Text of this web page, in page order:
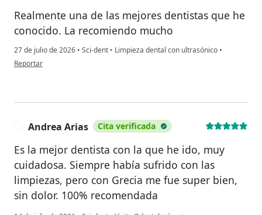
Realmente una de las mejores dentistas que he
conocido. La recomiendo mucho
27 de julio de 2026 • Sci-dent • Limpieza dental con ultrasónico •
en opinión del usuario Roberto Rosales
Reportar
Andrea Arias Cita verificada
Es la mejor dentista con la que he ido, muy
cuidadosa. Siempre había sufrido con las
limpiezas, pero con Grecia me fue super bien,
sin dolor. 100% recomendada